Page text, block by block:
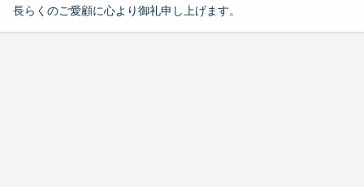
長らくのご愛顧に心より御礼申し上げます。